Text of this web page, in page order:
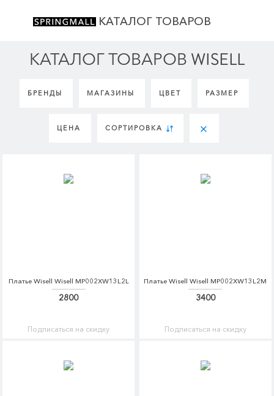
КАТАЛОГ ТОВАРОВ
КАТАЛОГ ТОВАРОВ WISELL
БРЕНДЫ МАГАЗИНЫ ЦВЕТ РАЗМЕР
ЦЕНА СОРТИРОВКА
Платье Wisell Wisell MP002XW13L2L
2800
Подписаться на скидку
Платье Wisell Wisell MP002XW13L2M
3400
Подписаться на скидку